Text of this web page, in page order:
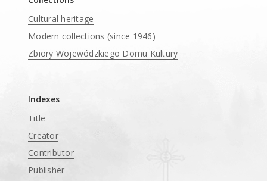
Cultural heritage
Modern collections (since 1946)
Zbiory Wojewódzkiego Domu Kultury
Indexes
Title
Creator
Contributor
Publisher